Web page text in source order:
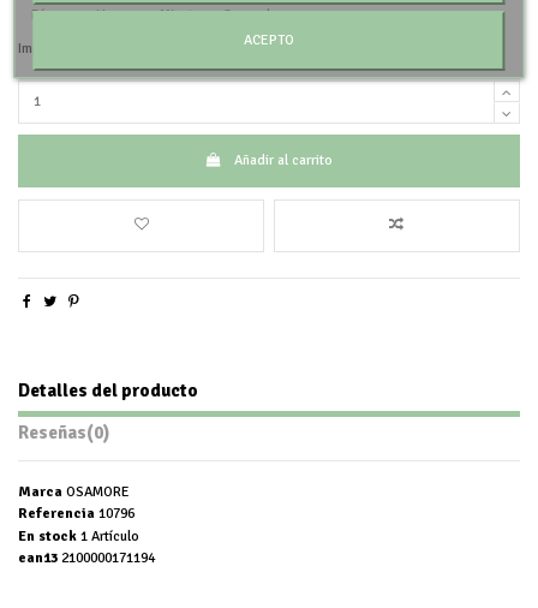
Días Horas Minutos
Segundos
Impuestos incluidos
Añadir al carrito
Detalles del producto
Reseñas(0)
Marca OSAMORE
Referencia 10796
En stock 1 Artículo
ean13 2100000171194
ACEPTO